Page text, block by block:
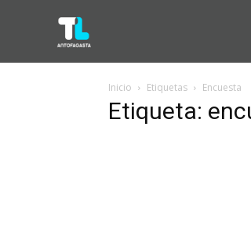
Inicio Etiquetas Encuesta
Etiqueta: